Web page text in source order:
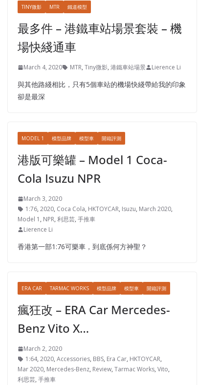
TINY微影 MTR 鐵道模型
最多件 – 港鐵車站場景套裝 – 機
場快綫通車
March 4, 2020 MTR, Tiny微影, 港鐵車站場景 Lierence Li
與其他路綫相比，只有5個車站的機場快綫帶給我的印象
卻是最深
MODEL 1 模型品牌 模型車 開箱評測
港版可樂罐 – Model 1 Coca-
Cola Isuzu NPR
March 3, 2020
1:76, 2020, Coca Cola, HKTOYCAR, Isuzu, March 2020,
Model 1, NPR, 利思芸, 手推車
Lierence Li
香港第一部1:76可樂車，到底係何方神聖？
ERA CAR TARMAC WORKS 模型品牌 模型車 開箱評測
瘋狂改 – ERA Car Mercedes-
Benz Vito X…
March 2, 2020
1:64, 2020, Accessories, BBS, Era Car, HKTOYCAR,
Mar 2020, Mercedes-Benz, Review, Tarmac Works, Vito,
利思芸, 手推車